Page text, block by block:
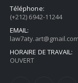
Téléphone:
(+212) 6942-11244
EMAIL:
law7aty.art@gmail.com
HORAIRE DE TRAVAIL:
OUVERT